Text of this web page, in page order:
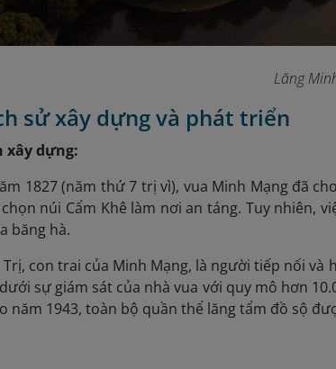
Lăng
sử xây dựng và phát triển
xây dựng:
1827 (năm thứ 7 trị vì), vua Minh Mạng đã
núi Cẩm Khê làm nơi an táng. Tuy nhiên,
băng hà.
Trị, con trai của Minh Mạng, là người tiếp nối
sự giám sát của nhà vua với quy mô hơn
năm 1943, toàn bộ quần thể lăng tẩm đồ sộ